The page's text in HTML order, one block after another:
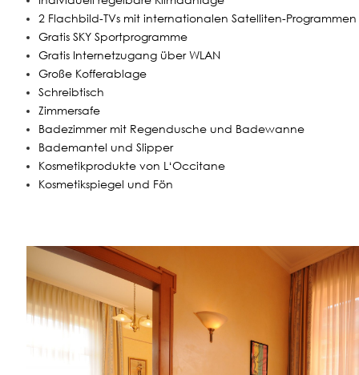
2 Flachbild-TVs mit internationalen Satelliten-
Gratis SKY Sportprogramme
Gratis Internetzugang über WLAN
Große Kofferablage
Schreibtisch
Zimmersafe
Badezimmer mit Regendusche und Badewanne
Bademantel und Slipper
Kosmetikprodukte von L‘Occitane
Kosmetikspiegel und Fön